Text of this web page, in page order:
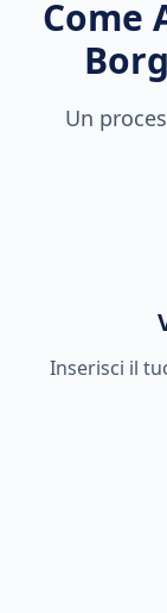
Come
Un
Inserisci il